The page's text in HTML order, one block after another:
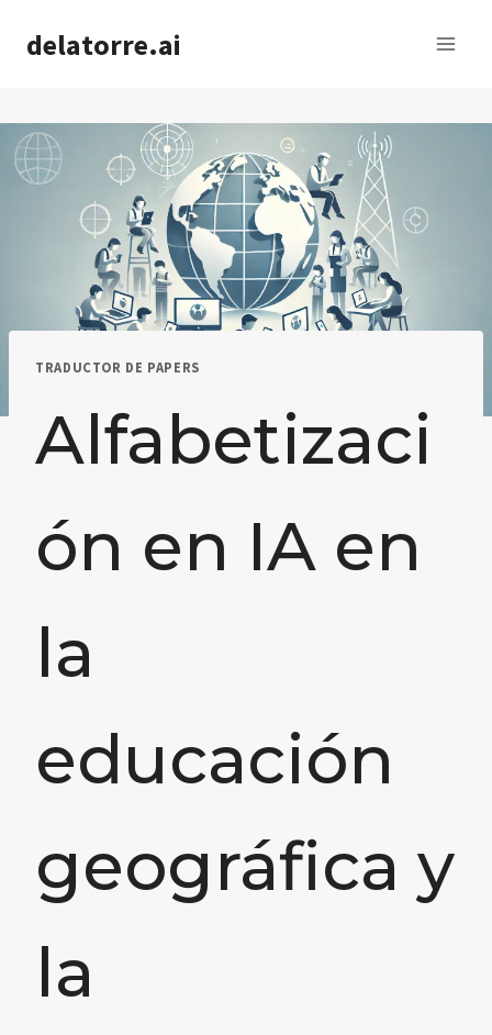
delatorre.ai
TRADUCTOR DE PAPERS
Alfabetizaci
ón en IA en
la
educación
geográfica y
la